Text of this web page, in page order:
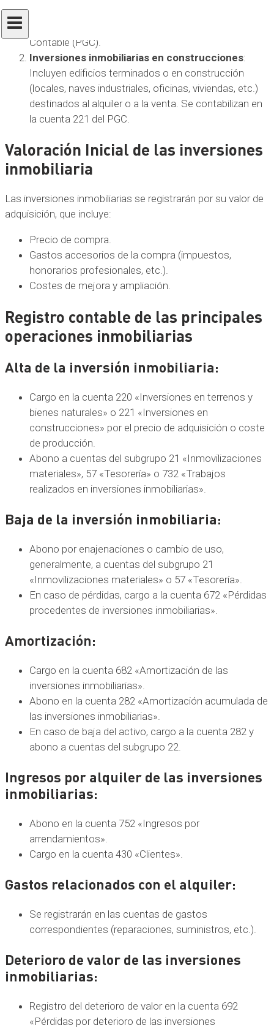
Contable (PGC).
Inversiones inmobiliarias en construcciones:
Incluyen edificios terminados o en construcción
(locales, naves industriales, oficinas, viviendas, etc.)
destinados al alquiler o a la venta. Se contabilizan en
la cuenta 221 del PGC.
Valoración Inicial de las inversiones
inmobiliaria
Las inversiones inmobiliarias se registrarán por su valor de
adquisición, que incluye:
Precio de compra.
Gastos accesorios de la compra (impuestos,
honorarios profesionales, etc.).
Costes de mejora y ampliación.
Registro contable de las principales
operaciones inmobiliarias
Alta de la inversión inmobiliaria:
Cargo en la cuenta 220 «Inversiones en terrenos y
bienes naturales» o 221 «Inversiones en
construcciones» por el precio de adquisición o coste
de producción.
Abono a cuentas del subgrupo 21 «Inmovilizaciones
materiales», 57 «Tesorería» o 732 «Trabajos
realizados en inversiones inmobiliarias».
Baja de la inversión inmobiliaria:
Abono por enajenaciones o cambio de uso,
generalmente, a cuentas del subgrupo 21
«Inmovilizaciones materiales» o 57 «Tesorería».
En caso de pérdidas, cargo a la cuenta 672 «Pérdidas
procedentes de inversiones inmobiliarias».
Amortización:
Cargo en la cuenta 682 «Amortización de las
inversiones inmobiliarias».
Abono en la cuenta 282 «Amortización acumulada de
las inversiones inmobiliarias».
En caso de baja del activo, cargo a la cuenta 282 y
abono a cuentas del subgrupo 22.
Ingresos por alquiler de las inversiones
inmobiliarias:
Abono en la cuenta 752 «Ingresos por
arrendamientos».
Cargo en la cuenta 430 «Clientes».
Gastos relacionados con el alquiler:
Se registrarán en las cuentas de gastos
correspondientes (reparaciones, suministros, etc.).
Deterioro de valor de las inversiones
inmobiliarias:
Registro del deterioro de valor en la cuenta 692
«Pérdidas por deterioro de las inversiones